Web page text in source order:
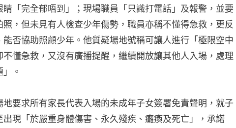
睛「完全郁唔到」；現場職員「只識打電話」及報警，並要
照，但未見有人檢查少年傷勢，職員亦稱不懂得急救，更反
能否協助照顧少年。他質疑場地號稱可讓人進行「極限空中
不懂急救，又沒有廣播提醒，繼續開放讓其他人入場，處理
。
地要求所有家長代表入場的未成年子女簽署免責聲明，就子
出現「於嚴重身體傷害、永久殘疾、癱瘓及死亡」，承諾